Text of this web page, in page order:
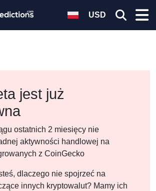
USD
jest już
ostatnich 2 miesięcy nie
aktywności handlowej na
z CoinGecko
dlaczego nie spojrzeć na
innych kryptowalut? Mamy ich